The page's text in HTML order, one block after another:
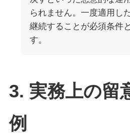
られません。一度適用し
継続することが必須条件
す。
3. 実務上の留
例